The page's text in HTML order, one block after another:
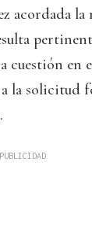
acordada la
cuestión en
a la solicitud